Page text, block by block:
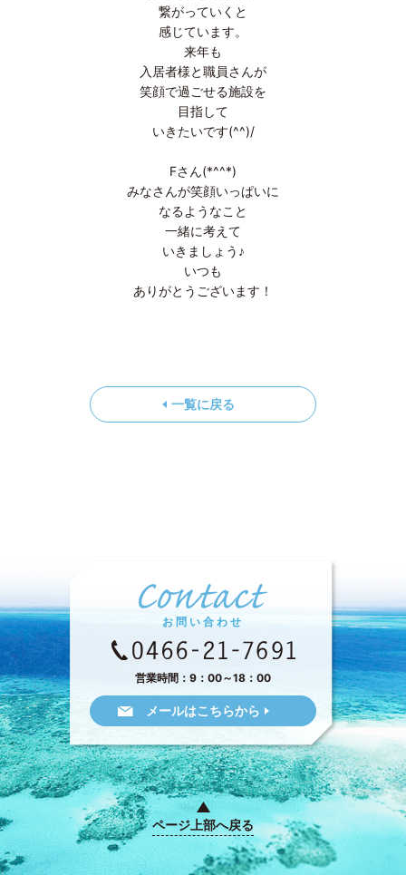
繋がっていくと
感じています。
来年も
入居者様と職員さんが
笑顔で過ごせる施設を
目指して
いきたいです(^^)/
Fさん(*^^*)
みなさんが笑顔いっぱいに
なるようなこと
一緒に考えて
いきましょう♪
いつも
ありがとうございます！
一覧に戻る
お問い合わせ
営業時間：9：00～18：00
メールはこちらから
ページ上部へ戻る